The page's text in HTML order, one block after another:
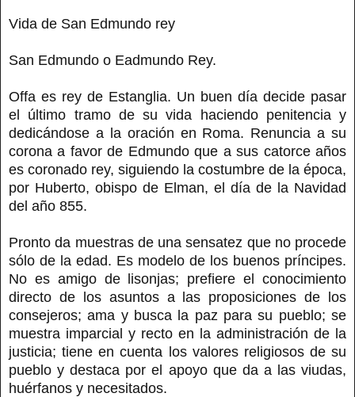
Vida de San Edmundo rey
San Edmundo o Eadmundo Rey.
Offa es rey de Estanglia. Un buen día decide pasar
el último tramo de su vida haciendo penitencia y
dedicándose a la oración en Roma. Renuncia a su
corona a favor de Edmundo que a sus catorce años
es coronado rey, siguiendo la costumbre de la época,
por Huberto, obispo de Elman, el día de la Navidad
del año 855.
Pronto da muestras de una sensatez que no procede
sólo de la edad. Es modelo de los buenos príncipes.
No es amigo de lisonjas; prefiere el conocimiento
directo de los asuntos a las proposiciones de los
consejeros; ama y busca la paz para su pueblo; se
muestra imparcial y recto en la administración de la
justicia; tiene en cuenta los valores religiosos de su
pueblo y destaca por el apoyo que da a las viudas,
huérfanos y necesitados.